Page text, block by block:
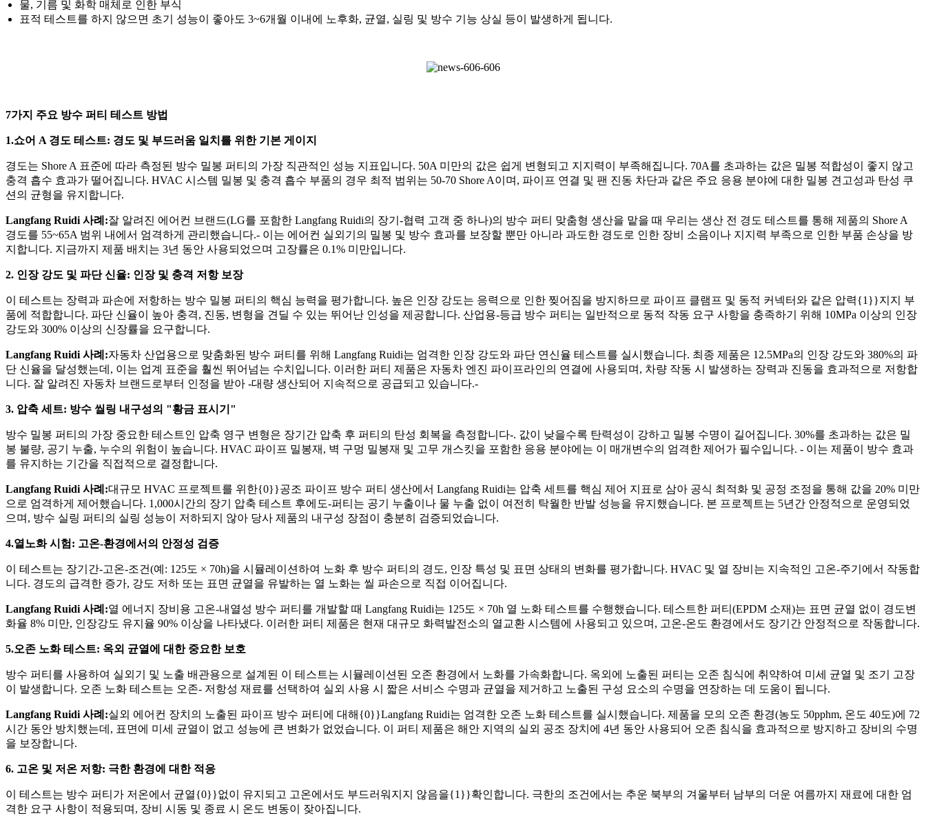
물, 기름 및 화학 매체로 인한 부식
표적 테스트를 하지 않으면 초기 성능이 좋아도 3~6개월 이내에 노후화, 균열, 실링 및 방수 기능 상실 등이 발생하게 됩니다.
7가지 주요 방수 퍼티 테스트 방법
1.쇼어 A 경도 테스트: 경도 및 부드러움 일치를 위한 기본 게이지
경도는 Shore A 표준에 따라 측정된 방수 밀봉 퍼티의 가장 직관적인 성능 지표입니다. 50A 미만의 값은 쉽게 변형되고 지지력이 부족해집니다. 70A를 초과하는 값은 밀봉 적합성이 좋지 않고
충격 흡수 효과가 떨어집니다. HVAC 시스템 밀봉 및 충격 흡수 부품의 경우 최적 범위는 50-70 Shore A이며, 파이프 연결 및 팬 진동 차단과 같은 주요 응용 분야에 대한 밀봉 견고성과 탄성 쿠
션의 균형을 유지합니다.
Langfang Ruidi 사례:잘 알려진 에어컨 브랜드(LG를 포함한 Langfang Ruidi의 장기-협력 고객 중 하나)의 방수 퍼티 맞춤형 생산을 맡을 때 우리는 생산 전 경도 테스트를 통해 제품의 Shore A
경도를 55~65A 범위 내에서 엄격하게 관리했습니다.- 이는 에어컨 실외기의 밀봉 및 방수 효과를 보장할 뿐만 아니라 과도한 경도로 인한 장비 소음이나 지지력 부족으로 인한 부품 손상을 방
지합니다. 지금까지 제품 배치는 3년 동안 사용되었으며 고장률은 0.1% 미만입니다.
2. 인장 강도 및 파단 신율: 인장 및 충격 저항 보장
이 테스트는 장력과 파손에 저항하는 방수 밀봉 퍼티의 핵심 능력을 평가합니다. 높은 인장 강도는 응력으로 인한 찢어짐을 방지하므로 파이프 클램프 및 동적 커넥터와 같은 압력{1}}지지 부
품에 적합합니다. 파단 신율이 높아 충격, 진동, 변형을 견딜 수 있는 뛰어난 인성을 제공합니다. 산업용-등급 방수 퍼티는 일반적으로 동적 작동 요구 사항을 충족하기 위해 10MPa 이상의 인장
강도와 300% 이상의 신장률을 요구합니다.
Langfang Ruidi 사례:자동차 산업용으로 맞춤화된 방수 퍼티를 위해 Langfang Ruidi는 엄격한 인장 강도와 파단 연신율 테스트를 실시했습니다. 최종 제품은 12.5MPa의 인장 강도와 380%의 파
단 신율을 달성했는데, 이는 업계 표준을 훨씬 뛰어넘는 수치입니다. 이러한 퍼티 제품은 자동차 엔진 파이프라인의 연결에 사용되며, 차량 작동 시 발생하는 장력과 진동을 효과적으로 저항합
니다. 잘 알려진 자동차 브랜드로부터 인정을 받아 -대량 생산되어 지속적으로 공급되고 있습니다.-
3. 압축 세트: 방수 씰링 내구성의 "황금 표시기"
방수 밀봉 퍼티의 가장 중요한 테스트인 압축 영구 변형은 장기간 압축 후 퍼티의 탄성 회복을 측정합니다-. 값이 낮을수록 탄력성이 강하고 밀봉 수명이 길어집니다. 30%를 초과하는 값은 밀
봉 불량, 공기 누출, 누수의 위험이 높습니다. HVAC 파이프 밀봉재, 벽 구멍 밀봉재 및 고무 개스킷을 포함한 응용 분야에는 이 매개변수의 엄격한 제어가 필수입니다. - 이는 제품이 방수 효과
를 유지하는 기간을 직접적으로 결정합니다.
Langfang Ruidi 사례:대규모 HVAC 프로젝트를 위한{0}}공조 파이프 방수 퍼티 생산에서 Langfang Ruidi는 압축 세트를 핵심 제어 지표로 삼아 공식 최적화 및 공정 조정을 통해 값을 20% 미만
으로 엄격하게 제어했습니다. 1,000시간의 장기 압축 테스트 후에도-퍼티는 공기 누출이나 물 누출 없이 여전히 탁월한 반발 성능을 유지했습니다. 본 프로젝트는 5년간 안정적으로 운영되었
으며, 방수 실링 퍼티의 실링 성능이 저하되지 않아 당사 제품의 내구성 장점이 충분히 검증되었습니다.
4.열노화 시험: 고온-환경에서의 안정성 검증
이 테스트는 장기간-고온-조건(예: 125도 × 70h)을 시뮬레이션하여 노화 후 방수 퍼티의 경도, 인장 특성 및 표면 상태의 변화를 평가합니다. HVAC 및 열 장비는 지속적인 고온-주기에서 작동합
니다. 경도의 급격한 증가, 강도 저하 또는 표면 균열을 유발하는 열 노화는 씰 파손으로 직접 이어집니다.
Langfang Ruidi 사례:열 에너지 장비용 고온-내열성 방수 퍼티를 개발할 때 Langfang Ruidi는 125도 × 70h 열 노화 테스트를 수행했습니다. 테스트한 퍼티(EPDM 소재)는 표면 균열 없이 경도변
화율 8% 미만, 인장강도 유지율 90% 이상을 나타냈다. 이러한 퍼티 제품은 현재 대규모 화력발전소의 열교환 시스템에 사용되고 있으며, 고온-온도 환경에서도 장기간 안정적으로 작동합니다.
5.오존 노화 테스트: 옥외 균열에 대한 중요한 보호
방수 퍼티를 사용하여 실외기 및 노출 배관용으로 설계된 이 테스트는 시뮬레이션된 오존 환경에서 노화를 가속화합니다. 옥외에 노출된 퍼티는 오존 침식에 취약하여 미세 균열 및 조기 고장
이 발생합니다. 오존 노화 테스트는 오존- 저항성 재료를 선택하여 실외 사용 시 짧은 서비스 수명과 균열을 제거하고 노출된 구성 요소의 수명을 연장하는 데 도움이 됩니다.
Langfang Ruidi 사례:실외 에어컨 장치의 노출된 파이프 방수 퍼티에 대해{0}}Langfang Ruidi는 엄격한 오존 노화 테스트를 실시했습니다. 제품을 모의 오존 환경(농도 50pphm, 온도 40도)에 72
시간 동안 방치했는데, 표면에 미세 균열이 없고 성능에 큰 변화가 없었습니다. 이 퍼티 제품은 해안 지역의 실외 공조 장치에 4년 동안 사용되어 오존 침식을 효과적으로 방지하고 장비의 수명
을 보장합니다.
6. 고온 및 저온 저항: 극한 환경에 대한 적응
이 테스트는 방수 퍼티가 저온에서 균열{0}}없이 유지되고 고온에서도 부드러워지지 않음을{1}}확인합니다. 극한의 조건에서는 추운 북부의 겨울부터 남부의 더운 여름까지 재료에 대한 엄
격한 요구 사항이 적용되며, 장비 시동 및 종료 시 온도 변동이 잦아집니다.